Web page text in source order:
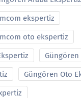
ekspertiz
oto ekspertiz
Güngören Oto